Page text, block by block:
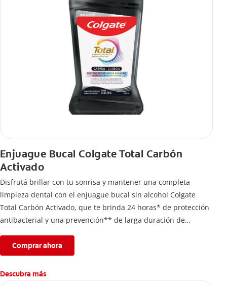
Enjuague Bucal Colgate Total Carbón
Activado
Disfrutá brillar con tu sonrisa y mantener una completa
limpieza dental con el enjuague bucal sin alcohol Colgate
Total Carbón Activado, que te brinda 24 horas* de protección
antibacterial y una prevención** de larga duración de
Comprar ahora
Descubra más